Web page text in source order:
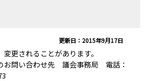
更新日：2015年9月17日
更されることがあります。
お問い合わせ先 議会事務局 電話：